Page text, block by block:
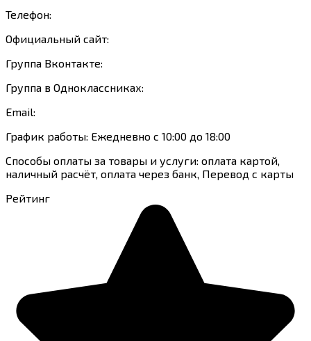
Телефон:
Официальный сайт:
Группа Вконтакте:
Группа в Одноклассниках:
Email:
График работы: Ежедневно с 10:00 до 18:00
Способы оплаты за товары и услуги: оплата картой,
наличный расчёт, оплата через банк, Перевод с карты
Рейтинг